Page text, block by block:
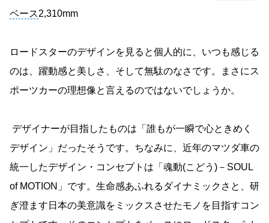
ベース2,310mm
ロードスターのデザインを見ると個人的に、いつも感じる
のは、躍動感と美しさ、そして無駄のなさです。まさにス
ポーツカーの理想像と言えるのではないでしょうか。
デザイナーが目指したものは「誰もが一瞬で心ときめく
デザイン」だったそうです。ちなみに、近年のマツダ車の
統一したデザイン・コンセプトは「魂動(こどう)－SOUL
of MOTION」です。生命感あふれるダイナミックさと、研
ぎ澄ます日本の美意識をミックスさせたモノを目指すコン